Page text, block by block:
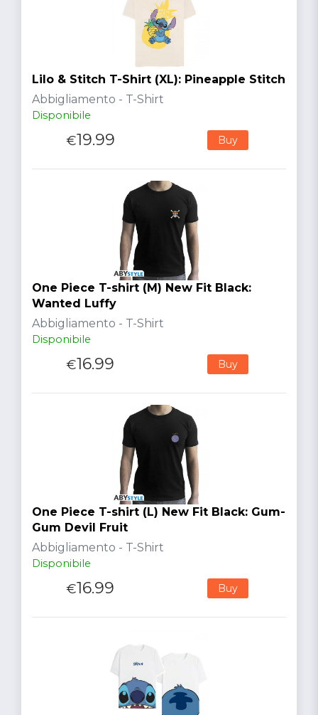
Lilo & Stitch T-Shirt (XL): Pineapple Stitch
Abbigliamento - T-Shirt
Disponibile
€19.99 Buy
One Piece T-shirt (M) New Fit Black:
Wanted Luffy
Abbigliamento - T-Shirt
Disponibile
€16.99 Buy
One Piece T-shirt (L) New Fit Black: Gum-
Gum Devil Fruit
Abbigliamento - T-Shirt
Disponibile
€16.99 Buy